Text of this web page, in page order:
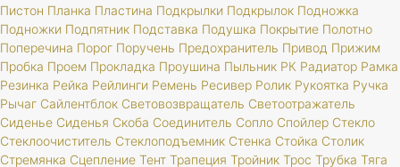
Пистон Планка Пластина Подкрылки Подкрылок Подножка
Подножки Подпятник Подставка Подушка Покрытие Полотно
Поперечина Порог Поручень Предохранитель Привод Прижим
Пробка Проем Прокладка Проушина Пыльник РК Радиатор Рамка
Резинка Рейка Рейлинги Ремень Ресивер Ролик Рукоятка Ручка
Рычаг Сайлентблок Световозвращатель Светоотражатель
Сиденье Сиденья Скоба Соединитель Сопло Спойлер Стекло
Стеклоочиститель Стеклоподъемник Стенка Стойка Столик
Стремянка Сцепление Тент Трапеция Тройник Трос Трубка Тяга